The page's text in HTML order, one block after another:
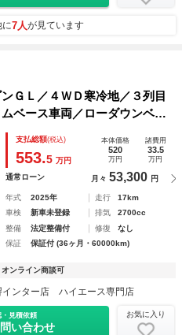
に7人が見ています
Ｌ／４ＷＤ寒冷地／３列目
ベース車両／ローダウンベー
プダウンモニター／フルセグ
キット／ボディコーティング
支払総額(税込)
553.5 万円
本体価格
520
万円
諸費用
33.5
万円
通常ローン 月々 53,300 円
年式 2025年 走行
17km
車検
新車未登録 排気
2700cc
整備
法定整備付 修復
なし
保証
保証付 (36ヶ月・60000km)
オンライン商談可
ンター店 ハイエース専門店
・見積依頼
い合わせ
お気に入り